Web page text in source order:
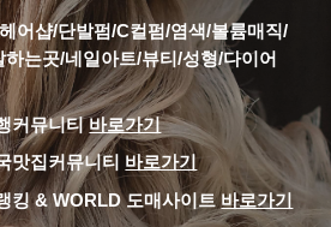
어샵/단발펌/C컬펌/염색/볼륨매직/
는곳/네일아트/뷰티/성형/다이어
커뮤니티바로가기
맛집커뮤니티 바로가기
킹 & WORLD 도매사이트바로가기